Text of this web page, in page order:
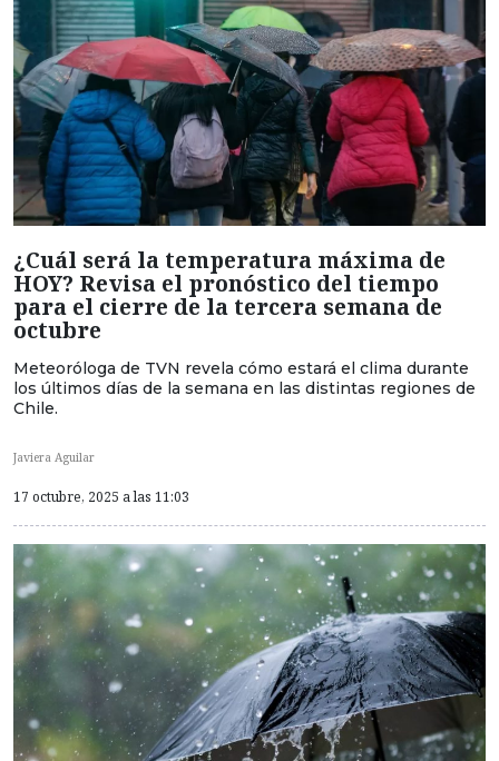
¿Cuál será la temperatura máxima de
HOY? Revisa el pronóstico del tiempo
para el cierre de la tercera semana de
octubre
Meteoróloga de TVN revela cómo estará el clima durante
los últimos días de la semana en las distintas regiones de
Chile.
Javiera Aguilar
17 octubre, 2025 a las 11:03